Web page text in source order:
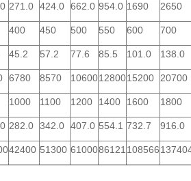
271.0 424.0 662.0 954.0 1690 2650
400 450 500 550 600 700
45.2 57.2 77.6 85.5 101.0 138.0
6780 8570 106001280015200 20700
1000 1100 1200 1400 1600 1800
282.0 342.0 407.0 554.1 732.7 916.0
42400 51300 6100086121 108566